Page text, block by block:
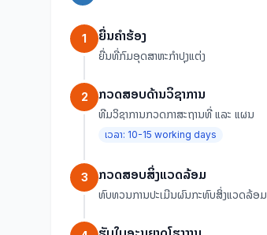
1 ຍື່ນຄໍາຮ້ອງ
ຍື່ນທີ່ກົມອຸດສາຫະກຳປຸງແຕ່ງ
2 ກວດສອບດ້ານວິຊາການ
ທີມວິຊາການກວດກາສະຖານທີ່ ແລະ ແຜນ
ເວລາ: 10-15 working days
3 ກວດສອບສິ່ງແວດລ້ອມ
ທົບທວນການປະເມີນຜົນກະທົບສິ່ງແວດລ້ອມ